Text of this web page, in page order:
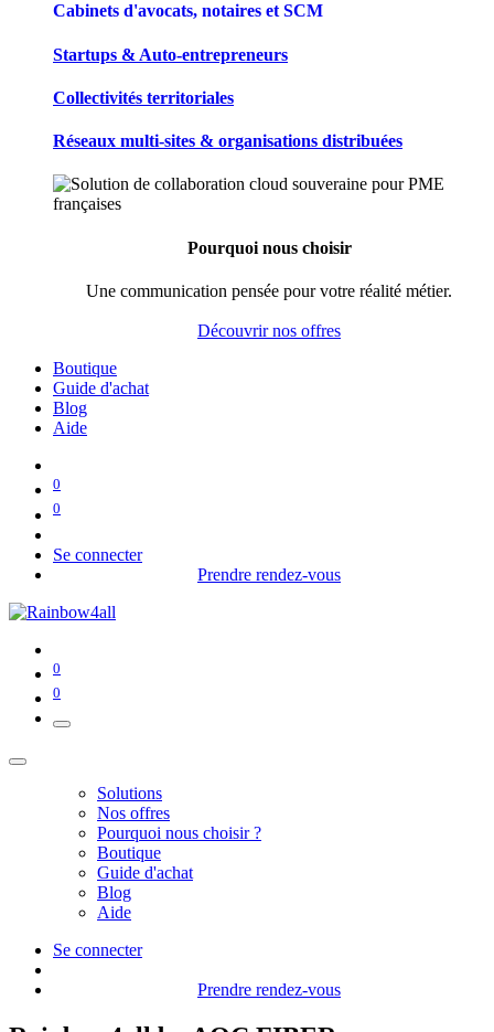
Cabinets d'avocats, notaires et SCM
Startups & Auto-entrepreneurs
Collectivités territoriales
Réseaux multi-sites & organisations distribuées
Pourquoi nous choisir
Une communication pensée pour votre réalité métier.
Découvrir nos offres
Boutique
Guide d'achat
Blog
Aide
0
0
Se connecter
Prendre rendez-vous
0
0
Solutions
Nos offres
Pourquoi nous choisir ?
Boutique
Guide d'achat
Blog
Aide
Se connecter
Prendre rendez-vous